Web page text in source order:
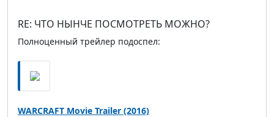
RE: ЧТО НЫНЧЕ ПОСМОТРЕТЬ МОЖНО?
Полноценный трейлер подоспел:
WARCRAFT Movie Trailer (2016)